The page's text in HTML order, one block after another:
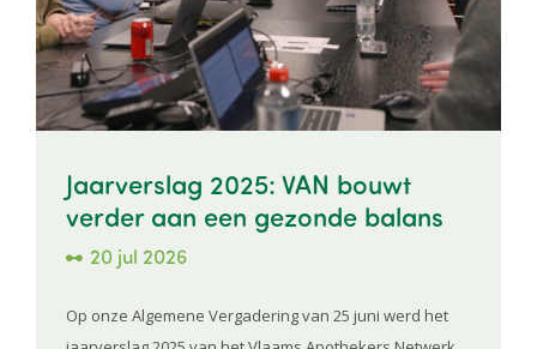
Jaarverslag 2025: VAN bouwt
verder aan een gezonde balans
20 jul 2026
Op onze Algemene Vergadering van 25 juni werd het